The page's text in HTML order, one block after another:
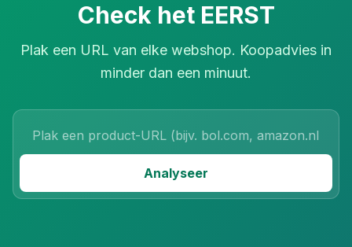
Check het EERST
Plak een URL van elke webshop. Koopadvies in
minder dan een minuut.
Analyseer